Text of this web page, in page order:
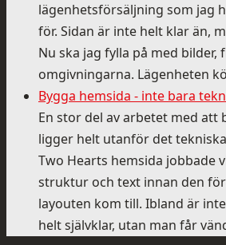
lägenhetsförsäljning som jag
för. Sidan är inte helt klar än,
Nu ska jag fylla på med bilder,
omgivningarna. Lägenheten
Bygga hemsida - inte bara
En stor del av arbetet med att
ligger helt utanför det
Two Hearts hemsida jobbade
struktur och text innan den
layouten kom till. Ibland är
helt självklar, utan man får